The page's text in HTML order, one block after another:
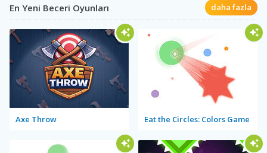
En Yeni Beceri Oyunları daha fazla
Axe Throw Eat the Circles: Colors Game